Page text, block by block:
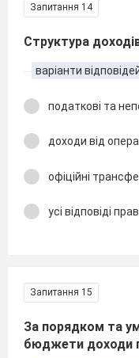
Запитання 14
Структура
варіанти
податкові та
доходи від
офіційні
усі відповіді
Запитання 15
За порядком та
бюджети доходи